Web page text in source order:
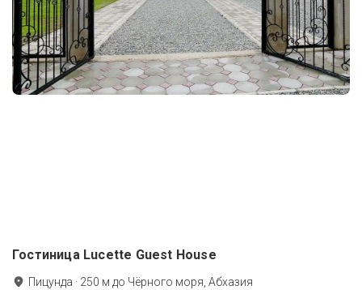
Гостиница Lucette Guest House
Пицунда · 250 м до Чёрного моря, Абхазия